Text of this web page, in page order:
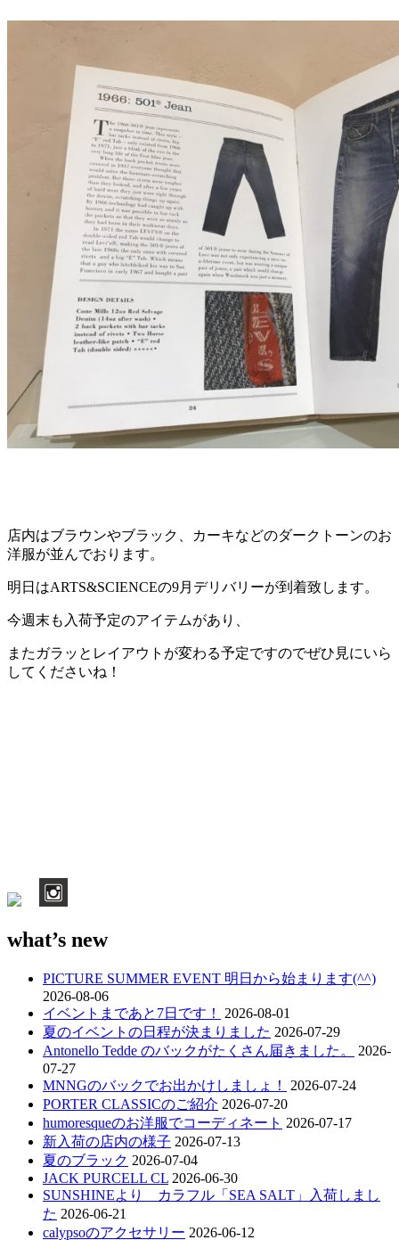
店内はブラウンやブラック、カーキなどのダークトーンのお
洋服が並んでおります。
明日はARTS&SCIENCEの9月デリバリーが到着致します。
今週末も入荷予定のアイテムがあり、
またガラッとレイアウトが変わる予定ですのでぜひ見にいら
してくださいね！
what’s new
PICTURE SUMMER EVENT 明日から始まります(^^)
2026-08-06
イベントまであと7日です！
2026-08-01
夏のイベントの日程が決まりました 2026-07-29
Antonello Tedde のバックがたくさん届きました。
2026-
07-27
MNNGのバックでお出かけしましょ！
2026-07-24
PORTER CLASSICのご紹介 2026-07-20
humoresqueのお洋服でコーディネート 2026-07-17
新入荷の店内の様子 2026-07-13
夏のブラック 2026-07-04
JACK PURCELL CL 2026-06-30
SUNSHINEより カラフル「SEA SALT」入荷しまし
た 2026-06-21
calypsoのアクセサリー 2026-06-12